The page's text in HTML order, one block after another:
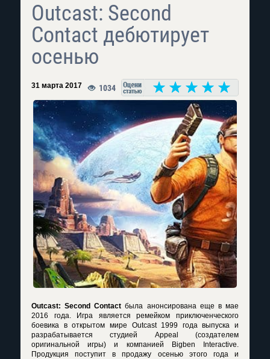
Outcast: Second
Contact дебютирует
осенью
31 марта 2017 1034
Outcast: Second Contact была анонсирована еще в мае
2016 года. Игра является ремейком приключенческого
боевика в открытом мире Outcast 1999 года выпуска и
разрабатывается студией Appeal (создателем
оригинальной игры) и компанией Bigben Interactive.
Продукция поступит в продажу осенью этого года и